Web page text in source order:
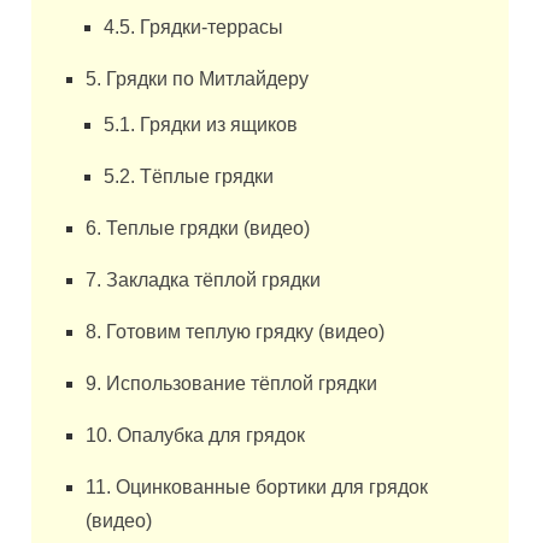
4.5. Грядки-террасы
5. Грядки по Митлайдеру
5.1. Грядки из ящиков
5.2. Тёплые грядки
6. Теплые грядки (видео)
7. Закладка тёплой грядки
8. Готовим теплую грядку (видео)
9. Использование тёплой грядки
10. Опалубка для грядок
11. Оцинкованные бортики для грядок
(видео)